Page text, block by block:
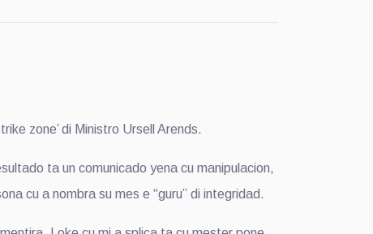
zone’ di Ministro Ursell Arends.
ta un comunicado yena cu manipulacion,
cu a nombra su mes e “guru” di integridad.